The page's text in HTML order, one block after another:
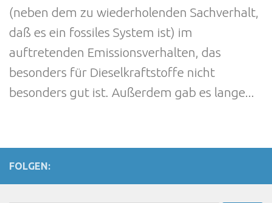
(neben dem zu wiederholenden Sachverhalt,
daß es ein fossiles System ist) im
auftretenden Emissionsverhalten, das
besonders für Dieselkraftstoffe nicht
besonders gut ist. Außerdem gab es lange...
FOLGEN: